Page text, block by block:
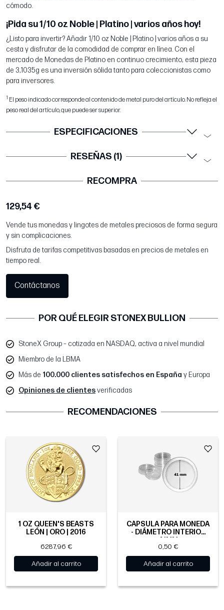
cómodo.
¡Pida su 1/10 oz Noble | Platino | varios años hoy!
¿Listo para invertir? Añadir 1/10 oz Noble | Platino | varios años a su
cesta y disfrutar de la comodidad de comprar en línea. Con el
mercado de Monedas de Platino en continuo crecimiento, esta pieza
de 3,1035g es una inversión sólida tanto para coleccionistas como
para inversores.
1 El peso indicado corresponde al contenido de metal puro del artículo. No refleja el
peso real del artículo, que puede ser superior.
ESPECIFICACIONES
RESEÑAS (1)
RECOMPRA
129,54 €
Vende tus monedas y lingotes de metales preciosos de forma segura
y sin complicaciones.
Disfruta de tarifas competitivas basadas en precios de metales en
tiempo real.
Contáctanos
POR QUÉ ELEGIR STONEX BULLION
StoneX Group – cotizada en NASDAQ, activa a nivel mundial
Miembro de la LBMA
Más de 100.000 clientes satisfechos en España y Europa
Opiniones de clientesverificadas
RECOMENDACIONES
1 OZ QUEEN'S BEASTS
LEÓN | ORO | 2016
6287,96 €
Añadir al carrito
CÁPSULA PARA MONEDA
- DIÁMETRO INTERIOR
41MM
0,50 €
Añadir al carrito